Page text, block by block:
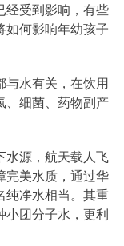
经受到影响，有些
如何影响年幼孩子
与水有关，在饮用
、细菌、药物副产
水源，航天载人飞
完美水质，通过华
纯净水相当。其重
团分子水，更利